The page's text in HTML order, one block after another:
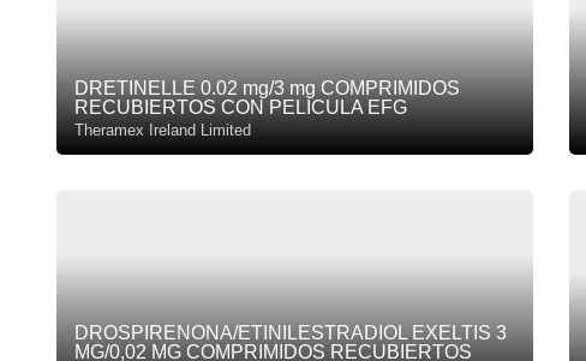
DRETINELLE 0.02 mg/3 mg COMPRIMIDOS
RECUBIERTOS CON PELICULA EFG
Theramex Ireland Limited
DROSPIRENONA/ETINILESTRADIOL EXELTIS 3
MG/0,02 MG COMPRIMIDOS RECUBIERTOS